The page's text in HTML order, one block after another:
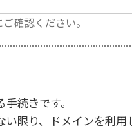
確認ください。
続きです。
限り、ドメインを利